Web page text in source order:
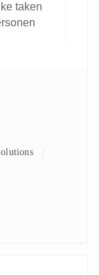
taken